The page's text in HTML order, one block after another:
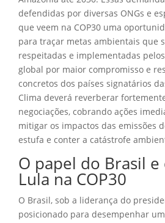
defendidas por diversas ONGs e
que veem na COP30 uma
para traçar metas ambientais que
respeitadas e implementadas
global por maior compromisso e
concretos dos países signatários
Clima deverá reverberar
negociações, cobrando ações
mitigar os impactos das emissões
estufa e conter a catástrofe
O papel do Brasil
Lula na COP30
O Brasil, sob a liderança do
posicionado para desempenhar